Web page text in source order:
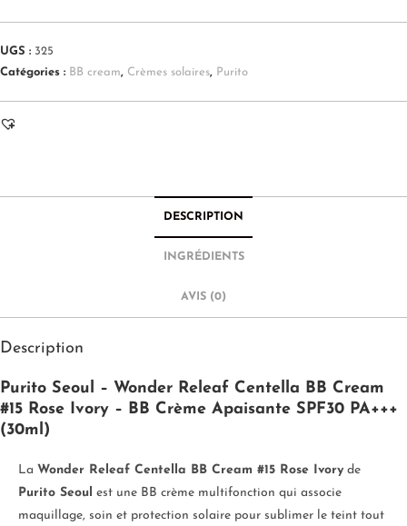
UGS : 325
Catégories : BB cream, Crèmes solaires, Purito
DESCRIPTION
INGRÉDIENTS
AVIS (0)
Description
Purito Seoul – Wonder Releaf Centella BB Cream
#15 Rose Ivory – BB Crème Apaisante SPF30 PA+++
(30ml)
La Wonder Releaf Centella BB Cream #15 Rose Ivory de
Purito Seoul est une BB crème multifonction qui associe
maquillage, soin et protection solaire pour sublimer le teint tout